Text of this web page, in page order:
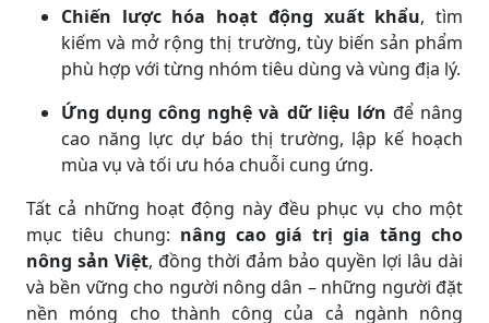
Chiến lược hóa hoạt động xuất khẩu, tìm
kiếm và mở rộng thị trường, tùy biến sản phẩm
phù hợp với từng nhóm tiêu dùng và vùng địa lý.
Ứng dụng công nghệ và dữ liệu lớn để nâng
cao năng lực dự báo thị trường, lập kế hoạch
mùa vụ và tối ưu hóa chuỗi cung ứng.
Tất cả những hoạt động này đều phục vụ cho một
mục tiêu chung: nâng cao giá trị gia tăng cho
nông sản Việt, đồng thời đảm bảo quyền lợi lâu dài
và bền vững cho người nông dân – những người đặt
nền móng cho thành công của cả ngành nông